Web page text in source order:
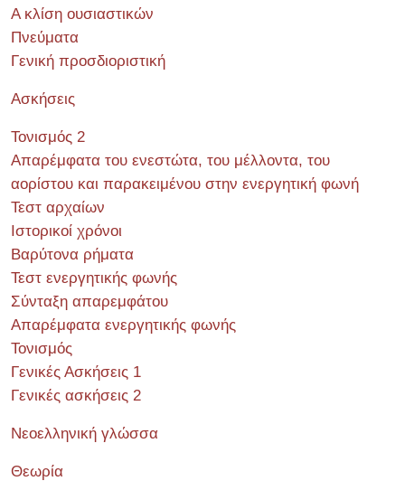
Α κλίση ουσιαστικών
Πνεύματα
Γενική προσδιοριστική
Ασκήσεις
Τονισμός 2
Απαρέμφατα του ενεστώτα, του μέλλοντα, του
αορίστου και παρακειμένου στην ενεργητική φωνή
Τεστ αρχαίων
Ιστορικοί χρόνοι
Βαρύτονα ρήματα
Τεστ ενεργητικής φωνής
Σύνταξη απαρεμφάτου
Απαρέμφατα ενεργητικής φωνής
Τονισμός
Γενικές Ασκήσεις 1
Γενικές ασκήσεις 2
Νεοελληνική γλώσσα
Θεωρία